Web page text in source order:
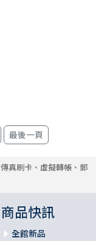
傳真刷卡、虛擬轉帳、郵
商品快訊
全館新品